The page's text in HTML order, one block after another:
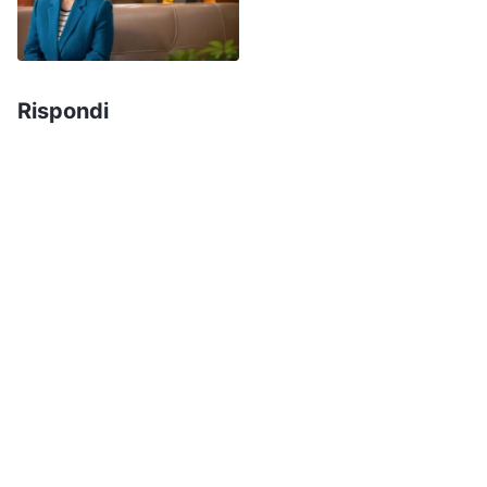
né cercavano le verità principi quando avevano
dei problemi, preferendo affidarsi a me e
aspettare che fossi io a risolvere i loro problemi,
Rispondi